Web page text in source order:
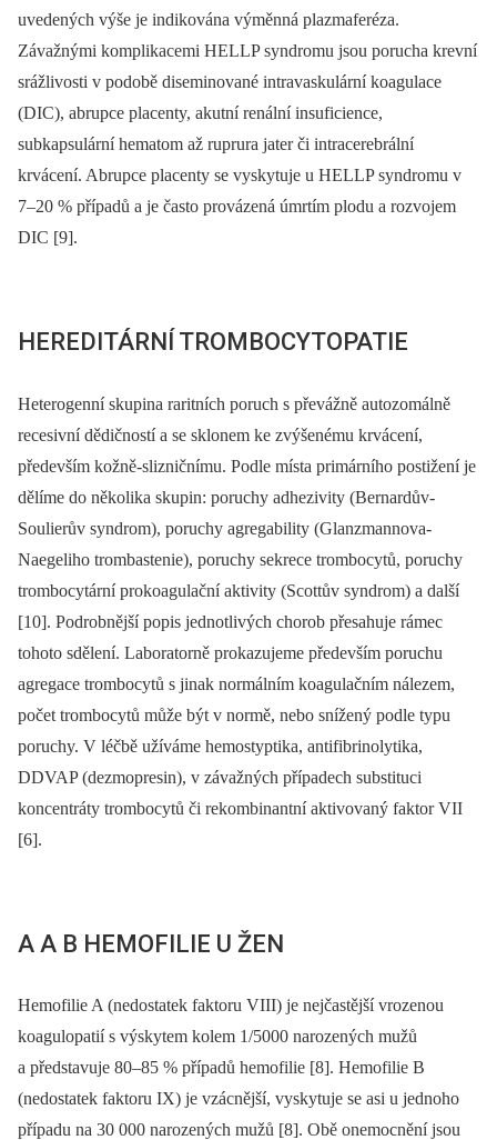
uvedených výše je indikována výměnná plazmaferéza.
Závažnými komplikacemi HELLP syndromu jsou porucha krevní
srážlivosti v podobě diseminované intravaskulární koagulace
(DIC), abrupce placenty, akutní renální insuficience,
subkapsulární hematom až ruprura jater či intracerebrální
krvácení. Abrupce placenty se vyskytuje u HELLP syndromu v
7–20 % případů a je často provázená úmrtím plodu a rozvojem
DIC [9].
HEREDITÁRNÍ TROMBOCYTOPATIE
Heterogenní skupina raritních poruch s převážně autozomálně
recesivní dědičností a se sklonem ke zvýšenému krvácení,
především kožně-slizničnímu. Podle místa primárního postižení je
dělíme do několika skupin: poruchy adhezivity (Bernardův-
Soulierův syndrom), poruchy agregability (Glanzmannova-
Naegeliho trombastenie), poruchy sekrece trombocytů, poruchy
trombocytární prokoagulační aktivity (Scottův syndrom) a další
[10]. Podrobnější popis jednotlivých chorob přesahuje rámec
tohoto sdělení. Laboratorně prokazujeme především poruchu
agregace trombocytů s jinak normálním koagulačním nálezem,
počet trombocytů může být v normě, nebo snížený podle typu
poruchy. V léčbě užíváme hemostyptika, antifibrinolytika,
DDVAP (dezmopresin), v závažných případech substituci
koncentráty trombocytů či rekombinantní aktivovaný faktor VII
[6].
A A B HEMOFILIE U ŽEN
Hemofilie A (nedostatek faktoru VIII) je nejčastější vrozenou
koagulopatií s výskytem kolem 1/5000 narozených mužů
a představuje 80–85 % případů hemofilie [8]. Hemofilie B
(nedostatek faktoru IX) je vzácnější, vyskytuje se asi u jednoho
případu na 30 000 narozených mužů [8]. Obě onemocnění jsou